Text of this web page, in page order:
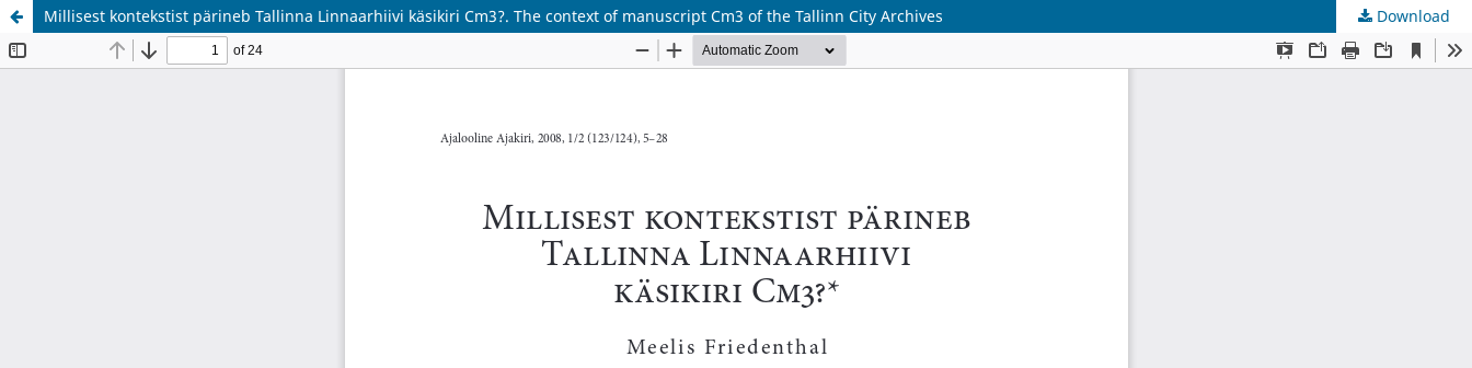
Millisest kontekstist pärineb Tallinna Linnaarhiivi käsikiri Cm3?. The context of manuscript Cm3 of the Tallinn City Archives Download